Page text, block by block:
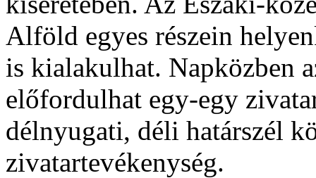
Alföld egyes részein
is kialakulhat. Napközben
előfordulhat egy-egy
délnyugati, déli határszél
zivatartevékenység.